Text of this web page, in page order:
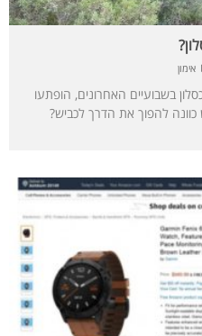
אימון
בשבועיים האחרונים, הופתעו
להפוך את הדרך לכביש?